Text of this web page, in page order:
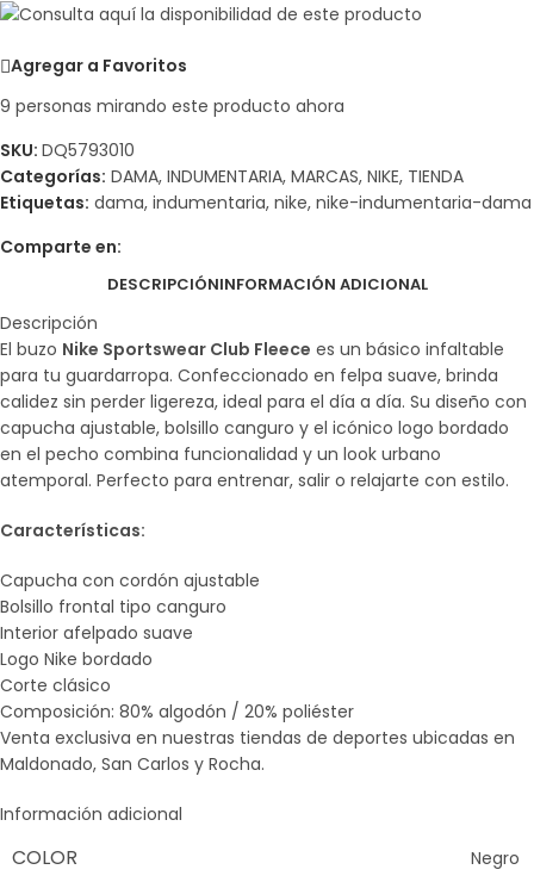
Agregar a Favoritos
9 personas mirando este producto ahora
SKU: DQ5793010
Categorías: DAMA, INDUMENTARIA, MARCAS, NIKE, TIENDA
Etiquetas: dama, indumentaria, nike, nike-indumentaria-dama
Comparte en:
DESCRIPCIÓNINFORMACIÓN ADICIONAL
Descripción
El buzo Nike Sportswear Club Fleece es un básico infaltable
para tu guardarropa. Confeccionado en felpa suave, brinda
calidez sin perder ligereza, ideal para el día a día. Su diseño con
capucha ajustable, bolsillo canguro y el icónico logo bordado
en el pecho combina funcionalidad y un look urbano
atemporal. Perfecto para entrenar, salir o relajarte con estilo.
Características:
Capucha con cordón ajustable
Bolsillo frontal tipo canguro
Interior afelpado suave
Logo Nike bordado
Corte clásico
Composición: 80% algodón / 20% poliéster
Venta exclusiva en nuestras tiendas de deportes ubicadas en
Maldonado, San Carlos y Rocha.
Información adicional
COLOR Negro